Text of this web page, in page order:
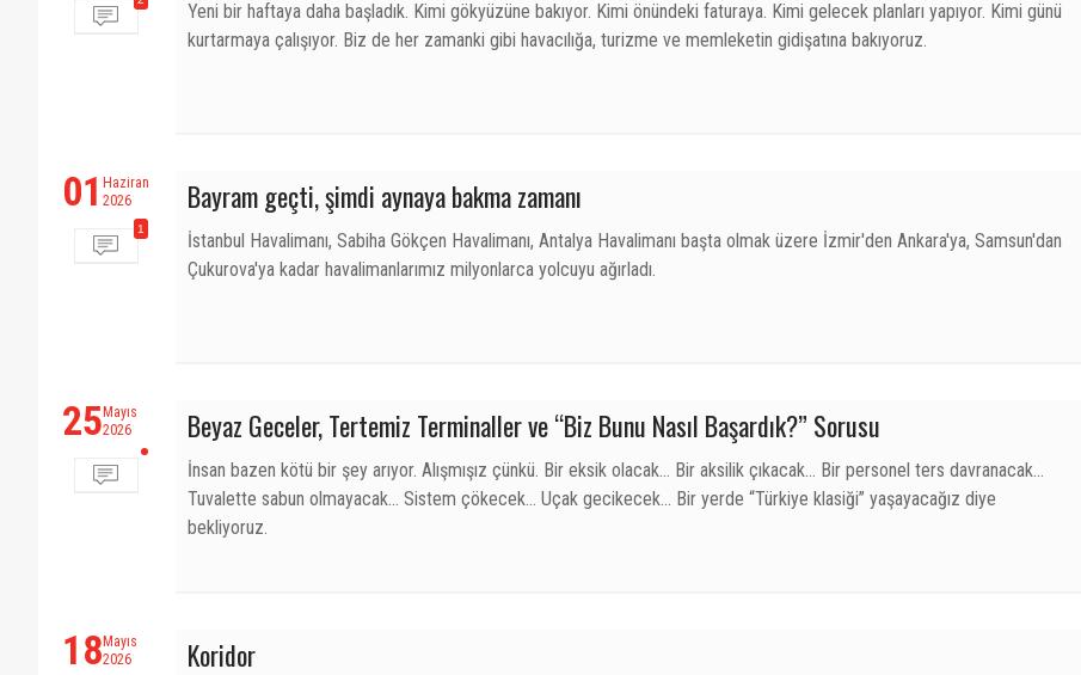
Yeni bir haftaya daha başladık. Kimi gökyüzüne bakıyor. Kimi önündeki faturaya. Kimi gelecek planları yapıyor. Kimi günü
kurtarmaya çalışıyor. Biz de her zamanki gibi havacılığa, turizme ve memleketin gidişatına bakıyoruz.
01 Haziran
2026
1
Bayram geçti, şimdi aynaya bakma zamanı
İstanbul Havalimanı, Sabiha Gökçen Havalimanı, Antalya Havalimanı başta olmak üzere İzmir'den Ankara'ya, Samsun'dan
Çukurova'ya kadar havalimanlarımız milyonlarca yolcuyu ağırladı.
25 Mayıs
2026
Beyaz Geceler, Tertemiz Terminaller ve “Biz Bunu Nasıl Başardık?” Sorusu
İnsan bazen kötü bir şey arıyor. Alışmışız çünkü. Bir eksik olacak… Bir aksilik çıkacak… Bir personel ters davranacak…
Tuvalette sabun olmayacak… Sistem çökecek… Uçak gecikecek… Bir yerde “Türkiye klasiği” yaşayacağız diye
bekliyoruz.
18 Mayıs
2026
Koridor